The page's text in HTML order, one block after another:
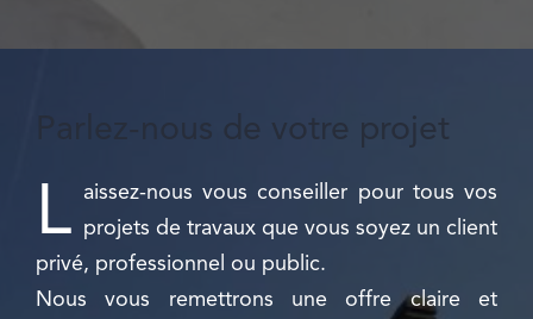
Parlez-nous de votre projet
L aissez-nous vous conseiller pour tous vos
projets de travaux que vous soyez un client
privé, professionnel ou public.
Nous vous remettrons une offre claire et